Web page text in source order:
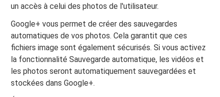
un accès à celui des photos de l'utilisateur.
Google+ vous permet de créer des sauvegardes
automatiques de vos photos. Cela garantit que ces
fichiers image sont également sécurisés. Si vous activez
la fonctionnalité Sauvegarde automatique, les vidéos et
les photos seront automatiquement sauvegardées et
stockées dans Google+.